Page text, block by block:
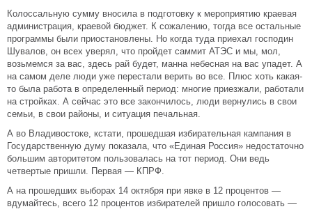
Колоссальную сумму вносила в подготовку к мероприятию краевая
администрация, краевой бюджет. К сожалению, тогда все остальные
программы были приостановлены. Но когда туда приехал господин
Шувалов, он всех уверял, что пройдет саммит АТЭС и мы, мол,
возьмемся за вас, здесь рай будет, манна небесная на вас упадет. А
на самом деле люди уже перестали верить во все. Плюс хоть какая-
то была работа в определенный период: многие приезжали, работали
на стройках. А сейчас это все закончилось, люди вернулись в свои
семьи, в свои районы, и ситуация печальная.
А во Владивостоке, кстати, прошедшая избирательная кампания в
Государственную думу показала, что «Единая Россия» недостаточно
большим авторитетом пользовалась на тот период. Они ведь
четвертые пришли. Первая — КПРФ.
А на прошедших выборах 14 октября при явке в 12 процентов —
вдумайтесь, всего 12 процентов избирателей пришло голосовать —